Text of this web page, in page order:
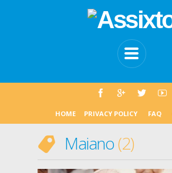
HOME PRIVACY POLICY FAQ
Maiano2